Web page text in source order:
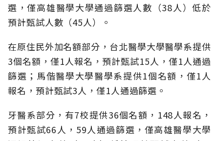
選，僅高雄醫學大學通過篩選人數（38人）低於
預計甄試人數（45人）。
在原住民外加名額部分，台北醫學大學醫學系提供
3個名額，僅1人報名，預計甄試15人，僅1人通過
篩選；馬偕醫學大學醫學系提供1個名額，僅1人
報名，預計甄試3人，僅1人通過篩選。
牙醫系部分，有7校提供36個名額，148人報名，
預計甄試66人，59人通過篩選，僅高雄醫學大學